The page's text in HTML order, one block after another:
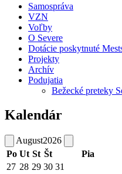
Samospráva
VZN
Voľby
O Severe
Dotácie poskytnuté
Projekty
Archív
Podujatia
Bežecké preteky
Kalendár
August2026
Po Ut St Št Pia
27 28 29 30 31